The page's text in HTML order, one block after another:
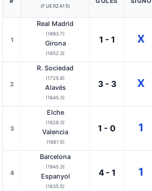
(FUERZA15)
1
Real Madrid
(1893.7)
Girona
(1652.3)
1 - 1 X
2
R. Sociedad
(1725.6)
Alavés
(1645.3)
3 - 3 X
3
Elche
(1628.3)
Valencia
(1661.5)
1 - 0 1
4
Barcelona
(1945.3)
Espanyol
(1635.5)
4 - 1 1